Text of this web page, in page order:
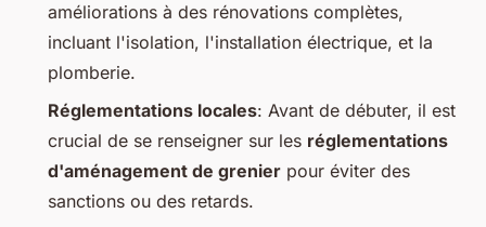
améliorations à des rénovations complètes,
incluant l'isolation, l'installation électrique, et la
plomberie.
Réglementations locales: Avant de débuter, il est
crucial de se renseigner sur les réglementations
d'aménagement de grenier pour éviter des
sanctions ou des retards.